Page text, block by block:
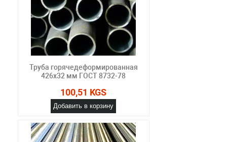
Труба горячедеформированная
426х32 мм ГОСТ 8732-78
100,51 KGS
Добавить в корзину